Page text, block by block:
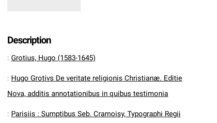
Description
: Grotius, Hugo (1583-1645)
: Hugo Grotivs De veritate religionis Christianæ. Editie
Nova, additis annotationibus in quibus testimonia
: Parisiis : Sumptibus Seb. Cramoisy, Typographi Regii